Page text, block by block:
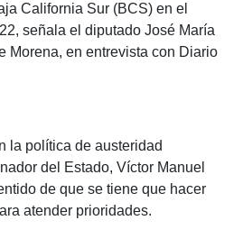
California Sur (BCS) en el
señala el diputado José María
Morena, en entrevista con Diario
de austeridad
del Estado, Víctor Manuel
de que se tiene que hacer
atender prioridades.